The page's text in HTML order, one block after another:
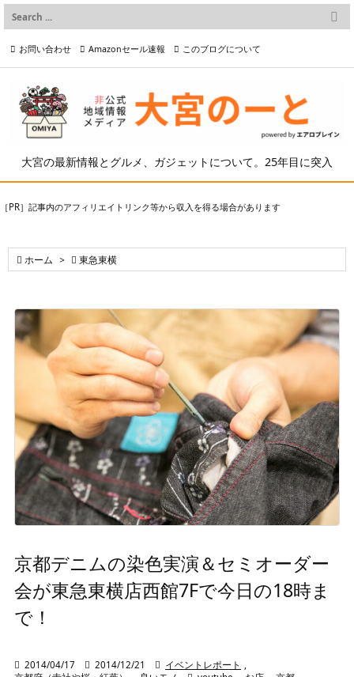
大宮の最新情報とグルメ、ガジェットについて。25年目に突入

メニュー

検索
お問い合わせ Amazonセール速報 このブログについて
プライバシーポリシー等
［PR］記事内のアフィリエイトリンク等から収入を得る場合があります
 ホーム >  東急東横
京都デニムの染色実演＆セミオーダー
会が東急東横店西館7Fで今日の18時ま
で！
 2014/04/17  2014/12/21  イベントレポート ,